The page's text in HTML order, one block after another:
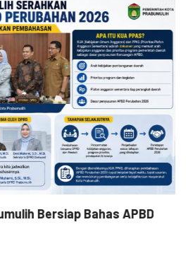
Bersiap Bahas APBD